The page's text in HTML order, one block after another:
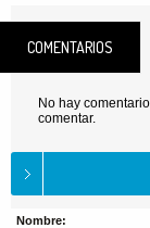
COMENTARIOS
No hay
comentar.
Nombre: